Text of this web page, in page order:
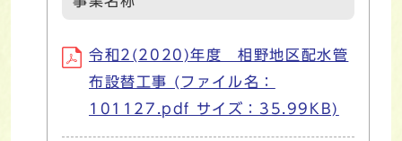
令和2(2020)年度 相野地区配水管
布設替工事 (ファイル名：
101127.pdf サイズ：35.99KB)